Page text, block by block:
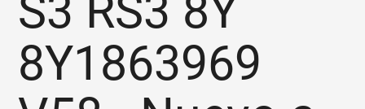
S3 RS3 8Y
8Y1863969